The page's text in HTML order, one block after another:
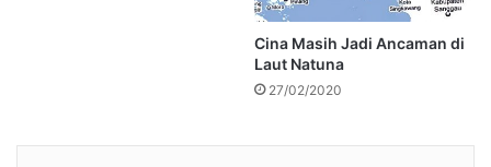
Cina Masih Jadi Ancaman di
Laut Natuna
27/02/2020